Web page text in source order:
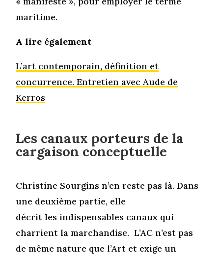
maritime.
A lire également
L’art contemporain, définition et
concurrence. Entretien avec Aude de
Kerros
Les canaux porteurs de la
cargaison conceptuelle
Christine Sourgins n’en reste pas là. Dans
une deuxième partie, elle
décrit les indispensables canaux qui
charrient la marchandise. L’AC n’est pas
de même nature que l’Art et exige un